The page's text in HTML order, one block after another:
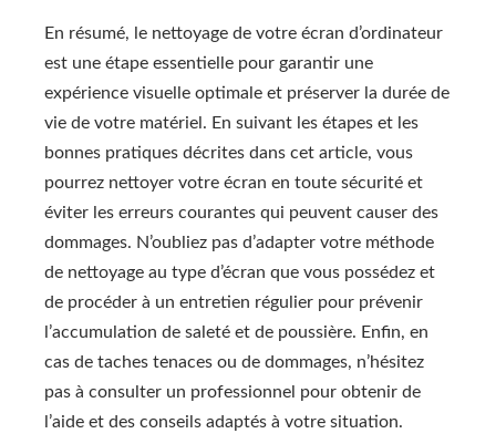
En résumé, le nettoyage de votre écran d’ordinateur
est une étape essentielle pour garantir une
expérience visuelle optimale et préserver la durée de
vie de votre matériel. En suivant les étapes et les
bonnes pratiques décrites dans cet article, vous
pourrez nettoyer votre écran en toute sécurité et
éviter les erreurs courantes qui peuvent causer des
dommages. N’oubliez pas d’adapter votre méthode
de nettoyage au type d’écran que vous possédez et
de procéder à un entretien régulier pour prévenir
l’accumulation de saleté et de poussière. Enfin, en
cas de taches tenaces ou de dommages, n’hésitez
pas à consulter un professionnel pour obtenir de
l’aide et des conseils adaptés à votre situation.